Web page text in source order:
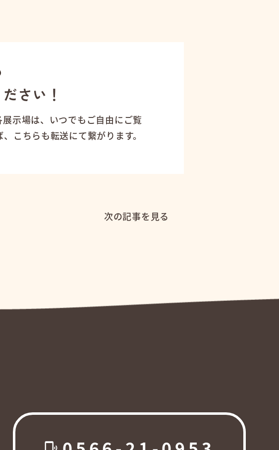
さい！
示場は、いつでもご自由にご覧
こちらも転送にて繋がります。
次の記事を見る